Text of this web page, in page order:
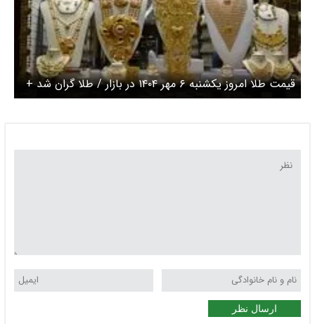
قیمت طلا امروز یکشنبه ۶ مهر ۱۴۰۴ در بازار / طلا گران شد +
جدول
ارسال نظر